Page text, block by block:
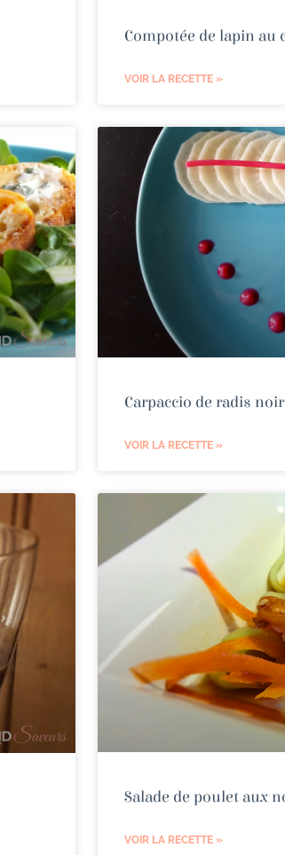
Compotée de lapin au
VOIR LA RECETTE »
Carpaccio de radis noir
VOIR LA RECETTE »
Salade de poulet aux
VOIR LA RECETTE »